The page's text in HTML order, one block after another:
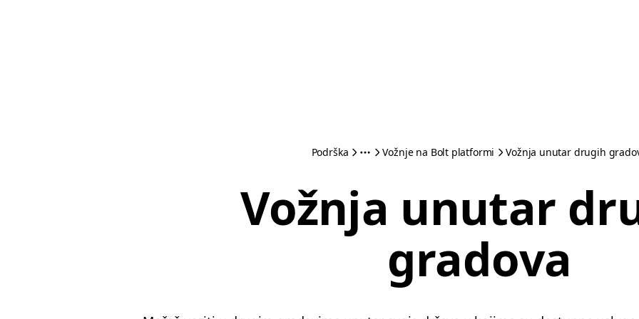
Podrška Vožnje na Bolt platformi Vožnja unutar drugih
Vožnja unutar
gradova